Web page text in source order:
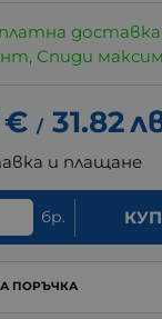
Спиди
€ / 31.82
и плащане
бр.
ПОРЪЧКА